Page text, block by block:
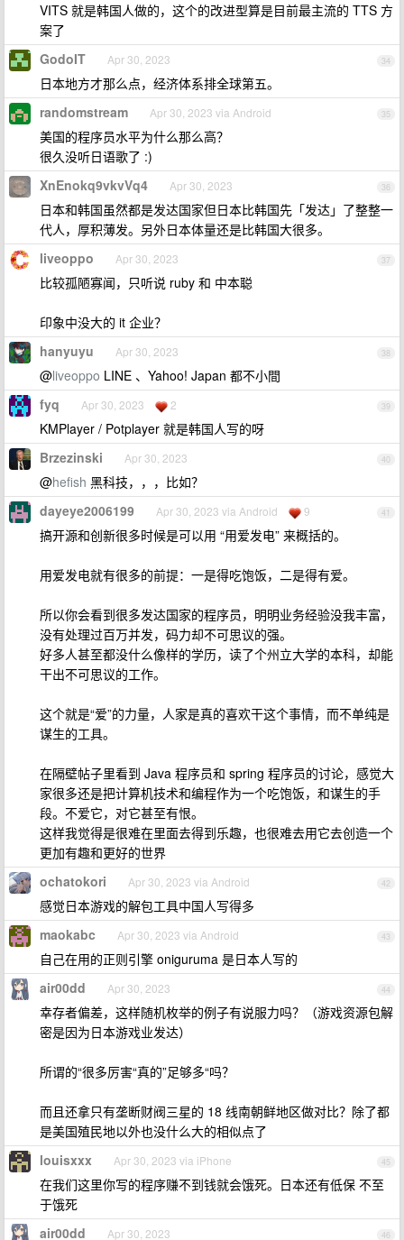
VITS 就是韩国人做的，这个的改进型算是目前最主流的 TTS 方
案了
34
GodoIT Apr 30, 2023
日本地方才那么点，经济体系排全球第五。
35
randomstream Apr 30, 2023 via Android
美国的程序员水平为什么那么高？
很久没听日语歌了 :)
36
XnEnokq9vkvVq4 Apr 30, 2023
日本和韩国虽然都是发达国家但日本比韩国先「发达」了整整一
代人，厚积薄发。另外日本体量还是比韩国大很多。
37
liveoppo Apr 30, 2023
比较孤陋寡闻，只听说 ruby 和 中本聪
印象中没大的 it 企业？
38
hanyuyu Apr 30, 2023
@liveoppo LINE 、Yahoo! Japan 都不小間
39
fyq Apr 30, 2023 2
KMPlayer / Potplayer 就是韩国人写的呀
40
Brzezinski Apr 30, 2023
@hefish 黑科技，，，比如？
41
dayeye2006199 Apr 30, 2023 via Android 9
搞开源和创新很多时候是可以用 “用爱发电” 来概括的。
用爱发电就有很多的前提：一是得吃饱饭，二是得有爱。
所以你会看到很多发达国家的程序员，明明业务经验没我丰富，
没有处理过百万并发，码力却不可思议的强。
好多人甚至都没什么像样的学历，读了个州立大学的本科，却能
干出不可思议的工作。
这个就是“爱”的力量，人家是真的喜欢干这个事情，而不单纯是
谋生的工具。
在隔壁帖子里看到 Java 程序员和 spring 程序员的讨论，感觉大
家很多还是把计算机技术和编程作为一个吃饱饭，和谋生的手
段。不爱它，对它甚至有恨。
这样我觉得是很难在里面去得到乐趣，也很难去用它去创造一个
更加有趣和更好的世界
42
ochatokori Apr 30, 2023 via Android
感觉日本游戏的解包工具中国人写得多
43
maokabc Apr 30, 2023 via Android
自己在用的正则引擎 oniguruma 是日本人写的
44
air00dd Apr 30, 2023
幸存者偏差，这样随机枚举的例子有说服力吗？（游戏资源包解
密是因为日本游戏业发达）
所谓的“很多厉害“真的”足够多“吗？
而且还拿只有垄断财阀三星的 18 线南朝鲜地区做对比？除了都
是美国殖民地以外也没什么大的相似点了
45
louisxxx Apr 30, 2023 via iPhone
在我们这里你写的程序赚不到钱就会饿死。日本还有低保 不至
于饿死
46
air00dd Apr 30, 2023